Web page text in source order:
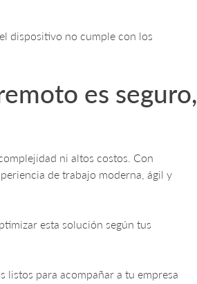
dispositivo no cumple con los
es seguro,
ni altos costos. Con
de trabajo moderna, ágil y
esta solución según tus
listos para acompañar a tu empresa